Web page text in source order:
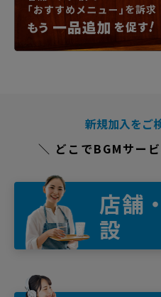
新規加入をご
＼ どこでBGMサー
店舗
設